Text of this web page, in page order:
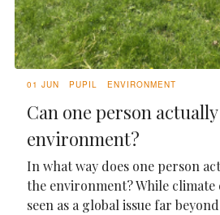
01 JUN PUPIL ENVIRONMENT
Can one person
environment?
In what way does one person
the environment? While climate
seen as a global issue far